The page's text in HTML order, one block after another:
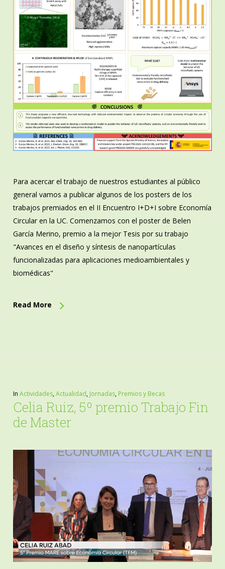
Para acercar el trabajo de nuestros estudiantes al público
general vamos a publicar algunos de los posters de los
trabajos premiados en el II Encuentro I+D+I sobre Economía
Circular en la UC. Comenzamos con el poster de Belen
García Merino, premio a la mejor Tesis por su trabajo
"Avances en el diseño y síntesis de nanopartículas
funcionalizadas para aplicaciones medioambientales y
biomédicas"
Read More
In Actividades,Actualidad, Jornadas, Premios y Becas
Celia Ruiz, 5º premio Trabajo Fin
de Master